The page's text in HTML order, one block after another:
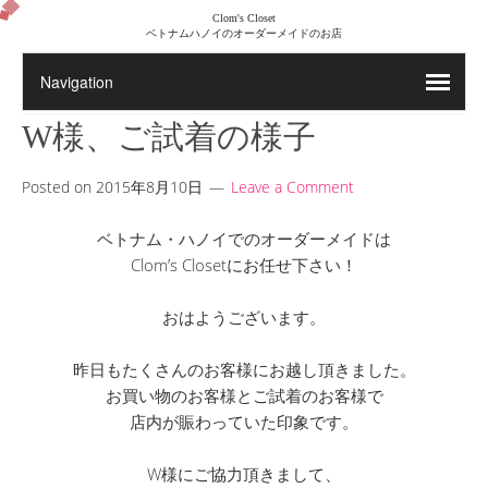
Clom's Closet
ベトナムハノイのオーダーメイドのお店
W様、ご試着の様子
Posted on 2015年8月10日 Leave a Comment
ベトナム・ハノイでのオーダーメイドは
Clom’s Closetにお任せ下さい！
おはようございます。
昨日もたくさんのお客様にお越し頂きました。
お買い物のお客様とご試着のお客様で
店内が賑わっていた印象です。
W様にご協力頂きまして、